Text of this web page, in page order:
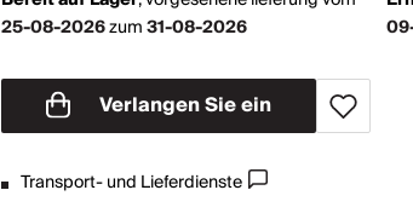
25-08-2026zum31-08-2026
Transport- und Lieferdienste